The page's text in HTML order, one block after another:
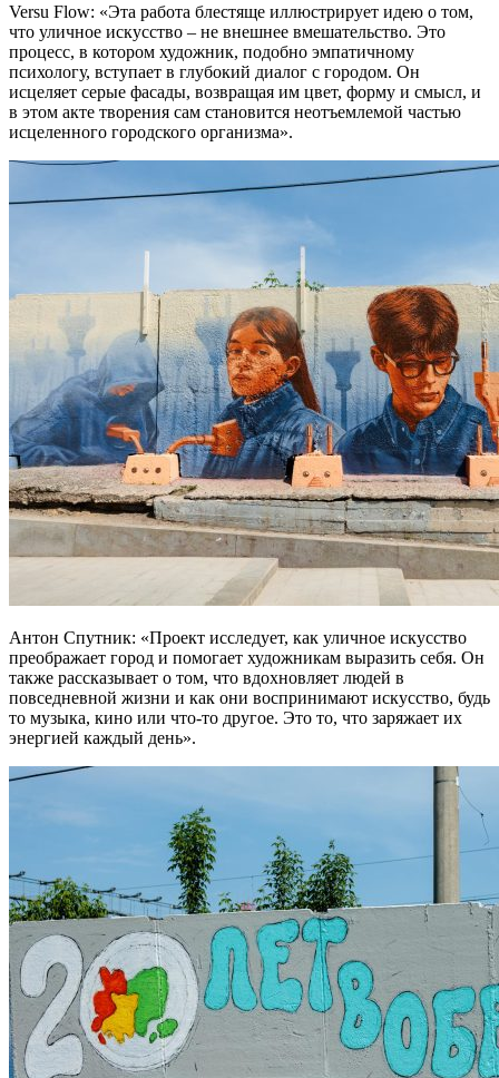
Versu Flow: «Эта работа блестяще иллюстрирует идею о том,
что уличное искусство – не внешнее вмешательство. Это
процесс, в котором художник, подобно эмпатичному
психологу, вступает в глубокий диалог с городом. Он
исцеляет серые фасады, возвращая им цвет, форму и смысл, и
в этом акте творения сам становится неотъемлемой частью
исцеленного городского организма».
Антон Спутник: «Проект исследует, как уличное искусство
преображает город и помогает художникам выразить себя. Он
также рассказывает о том, что вдохновляет людей в
повседневной жизни и как они воспринимают искусство, будь
то музыка, кино или что-то другое. Это то, что заряжает их
энергией каждый день».